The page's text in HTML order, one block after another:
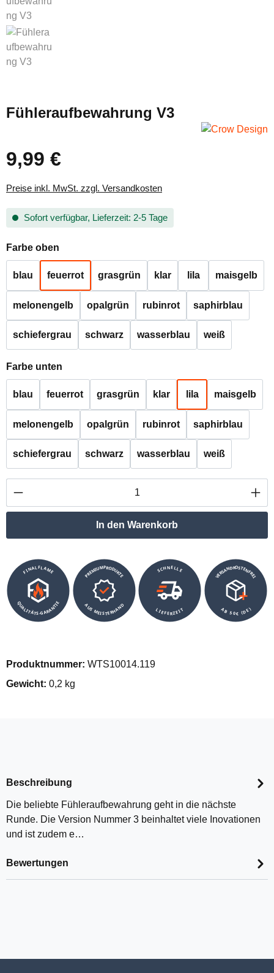
Fühleraufbewahrung V3
Regulärer Preis:
9,99 €
Preise inkl. MwSt. zzgl. Versandkosten
Sofort verfügbar, Lieferzeit: 2-5 Tage
Farbe oben
blau feuerrot grasgrün klar lila maisgelb
melonengelb opalgrün rubinrot saphirblau
schiefergrau schwarz wasserblau weiß
Farbe unten
blau feuerrot grasgrün klar lila maisgelb
melonengelb opalgrün rubinrot saphirblau
schiefergrau schwarz wasserblau weiß
Produkt Anzahl: Gib den gewünschten
In den Warenkorb
FINALFLAME
QUALITÄTS-GARANTIE
PREMIUMPRODUKTE
AUS MEISTERHAND
SCHNELLE
LIEFERZEIT
VERSANDKOSTENFREI
AB 50€ (DE)
Produktnummer: WTS10014.119
Gewicht: 0,2 kg
Beschreibung
Die beliebte Fühleraufbewahrung geht in die nächste
Runde. Die Version Nummer 3 beinhaltet viele Inovationen
und ist zudem e…
Bewertungen